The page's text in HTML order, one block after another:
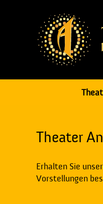
Theater
Erhalten Sie
Vorstellungen